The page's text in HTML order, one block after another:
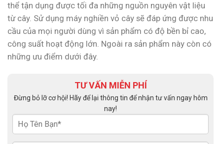
thể tận dụng được tối đa những nguồn nguyên vật liệu
từ cây. Sử dụng máy nghiền vỏ cây sẽ đáp ứng được nhu
cầu của mọi người dùng vì sản phẩm có độ bền bỉ cao,
công suất hoạt động lớn. Ngoài ra sản phẩm này còn có
những ưu điểm dưới đây.
TƯ VẤN MIỄN PHÍ
Đừng bỏ lỡ cơ hội! Hãy để lại thông tin để nhận tư vấn ngay hôm
nay!